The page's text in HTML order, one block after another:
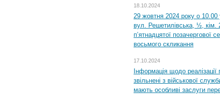
18.10.2024
29 жовтня 2024 року о 10.00
вул. Решетилівська, ½, кім.
п’ятнадцятої позачергової
восьмого скликання
17.10.2024
Інформація щодо
звільнені з військової
мають особливі заслуги